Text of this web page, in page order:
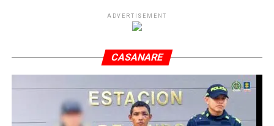
ADVERTISEMENT
CASANARE